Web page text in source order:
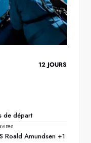
12 JOURS
de départ
Roald Amundsen +1